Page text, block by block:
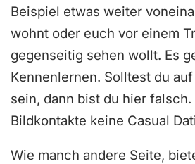
Beispiel etwas weiter
wohnt oder euch vor einem
gegenseitig sehen wollt. Es
Kennenlernen. Solltest du
sein, dann bist du hier
Bildkontakte keine Casual
Wie manch andere Seite,